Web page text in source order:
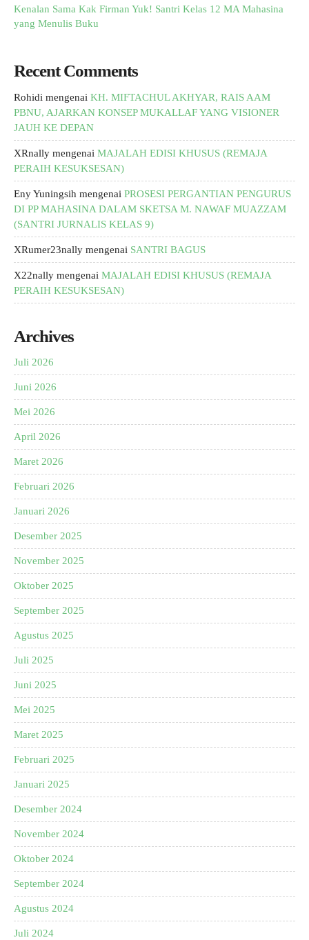
Kenalan Sama Kak Firman Yuk! Santri Kelas 12 MA Mahasina
yang Menulis Buku
Recent Comments
Rohidi mengenai KH. MIFTACHUL AKHYAR, RAIS AAM
PBNU, AJARKAN KONSEP MUKALLAF YANG VISIONER
JAUH KE DEPAN
XRnally mengenai MAJALAH EDISI KHUSUS (REMAJA
PERAIH KESUKSESAN)
Eny Yuningsih mengenai PROSESI PERGANTIAN PENGURUS
DI PP MAHASINA DALAM SKETSA M. NAWAF MUAZZAM
(SANTRI JURNALIS KELAS 9)
XRumer23nally mengenai SANTRI BAGUS
X22nally mengenai MAJALAH EDISI KHUSUS (REMAJA
PERAIH KESUKSESAN)
Archives
Juli 2026
Juni 2026
Mei 2026
April 2026
Maret 2026
Februari 2026
Januari 2026
Desember 2025
November 2025
Oktober 2025
September 2025
Agustus 2025
Juli 2025
Juni 2025
Mei 2025
Maret 2025
Februari 2025
Januari 2025
Desember 2024
November 2024
Oktober 2024
September 2024
Agustus 2024
Juli 2024